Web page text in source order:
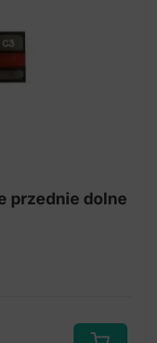
przednie dolne